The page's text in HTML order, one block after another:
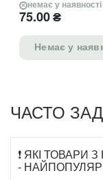
ЧАСТО
❗ ЯКІ ТОВАРИ
-
немає у наявності
75.00₴
Немає у